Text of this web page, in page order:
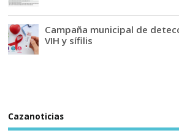
Campaña municipal de
VIH y sífilis
Cazanoticias